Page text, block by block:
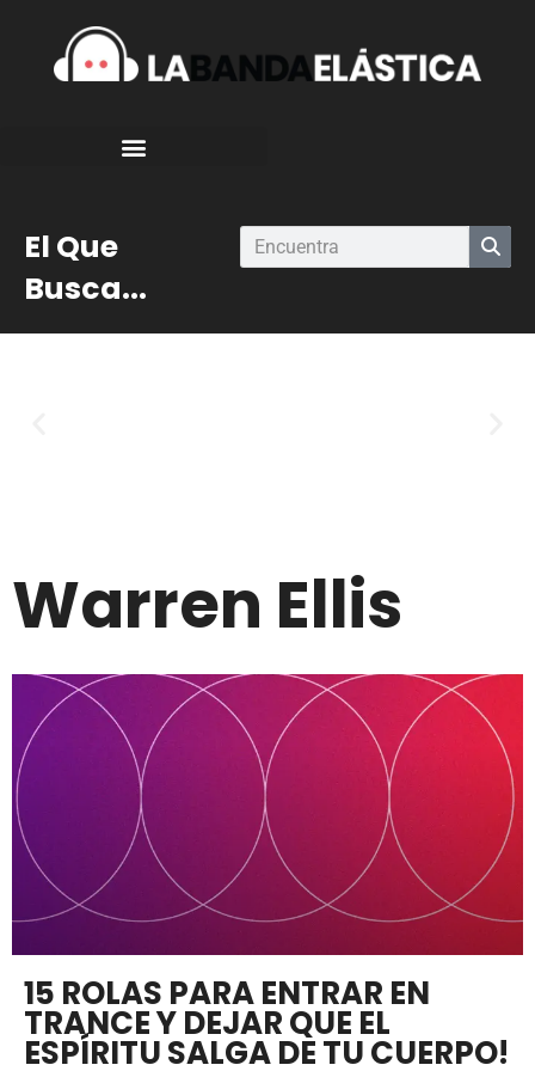
El Que
Busca...
Warren Ellis
15 ROLAS PARA ENTRAR EN
TRANCE Y DEJAR QUE EL
ESPÍRITU SALGA DE TU CUERPO!